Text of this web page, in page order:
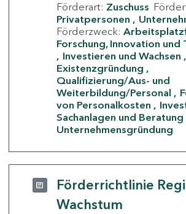
Förderart: Zuschuss
Privatpersonen
Förderzweck:
Forschung, Innovation und
Investieren und Wachsen
Existenzgründung
Qualifizierung/Aus- und
Weiterbildung/Personal
von Personalkosten
Sachanlagen und Beratung
Unternehmensgründung
Förderrichtlinie
Wachstum